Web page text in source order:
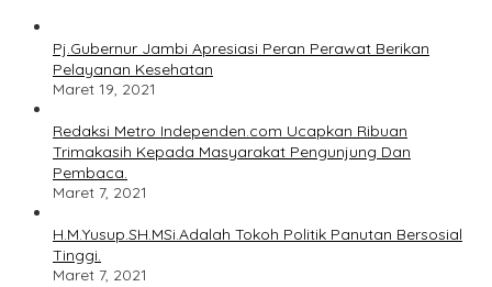
Pj.Gubernur Jambi Apresiasi Peran Perawat Berikan
Pelayanan Kesehatan
Maret 19, 2021
Redaksi Metro Independen.com Ucapkan Ribuan
Trimakasih Kepada Masyarakat Pengunjung Dan
Pembaca.
Maret 7, 2021
H.M.Yusup.SH.MSi.Adalah Tokoh Politik Panutan Bersosial
Tinggi.
Maret 7, 2021